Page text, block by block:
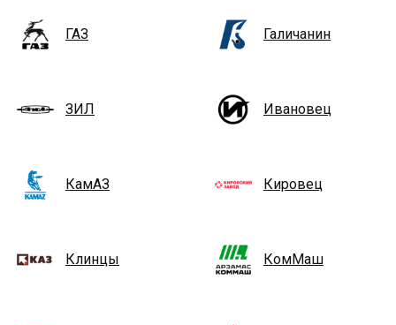
ГАЗ Галичанин
ЗИЛ Ивановец
КамАЗ Кировец
Клинцы КомМаш